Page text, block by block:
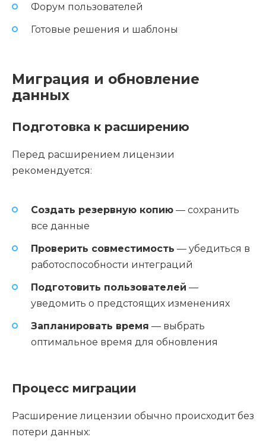
Форум пользователей
Готовые решения и шаблоны
Миграция и обновление
данных
Подготовка к расширению
Перед расширением лицензии
рекомендуется:
Создать резервную копию — сохранить
все данные
Проверить совместимость — убедиться в
работоспособности интеграций
Подготовить пользователей —
уведомить о предстоящих изменениях
Запланировать время — выбрать
оптимальное время для обновления
Процесс миграции
Расширение лицензии обычно происходит без
потери данных: